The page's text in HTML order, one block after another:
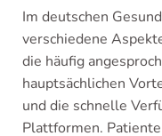
Im deutschen
verschiedene
die häufig
hauptsächlichen
und die schnelle
Plattformen.